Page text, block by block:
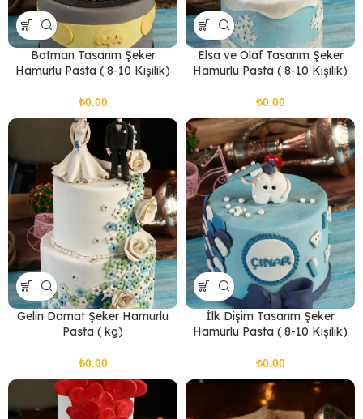
Batman Tasarım Şeker
Hamurlu Pasta ( 8-10 Kişilik)
₺
Elsa ve Olaf Tasarım Şeker
Hamurlu Pasta ( 8-10 Kişilik)
₺
Gelin Damat Şeker Hamurlu
Pasta ( kg)
₺
İlk Dişim Tasarım Şeker
Hamurlu Pasta ( 8-10 Kişilik)
₺